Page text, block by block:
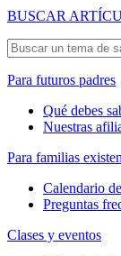
BUSCAR
Para futuros padres
Qué debes
Nuestras
Para familias
Calendario
Preguntas
Clases y eventos